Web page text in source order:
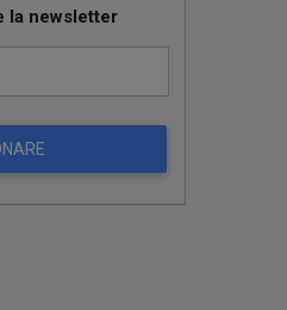
la newsletter